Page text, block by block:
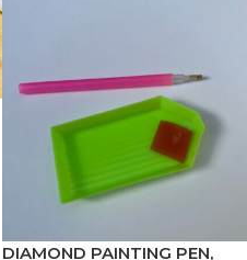
DIAMOND PAINTING PEN,